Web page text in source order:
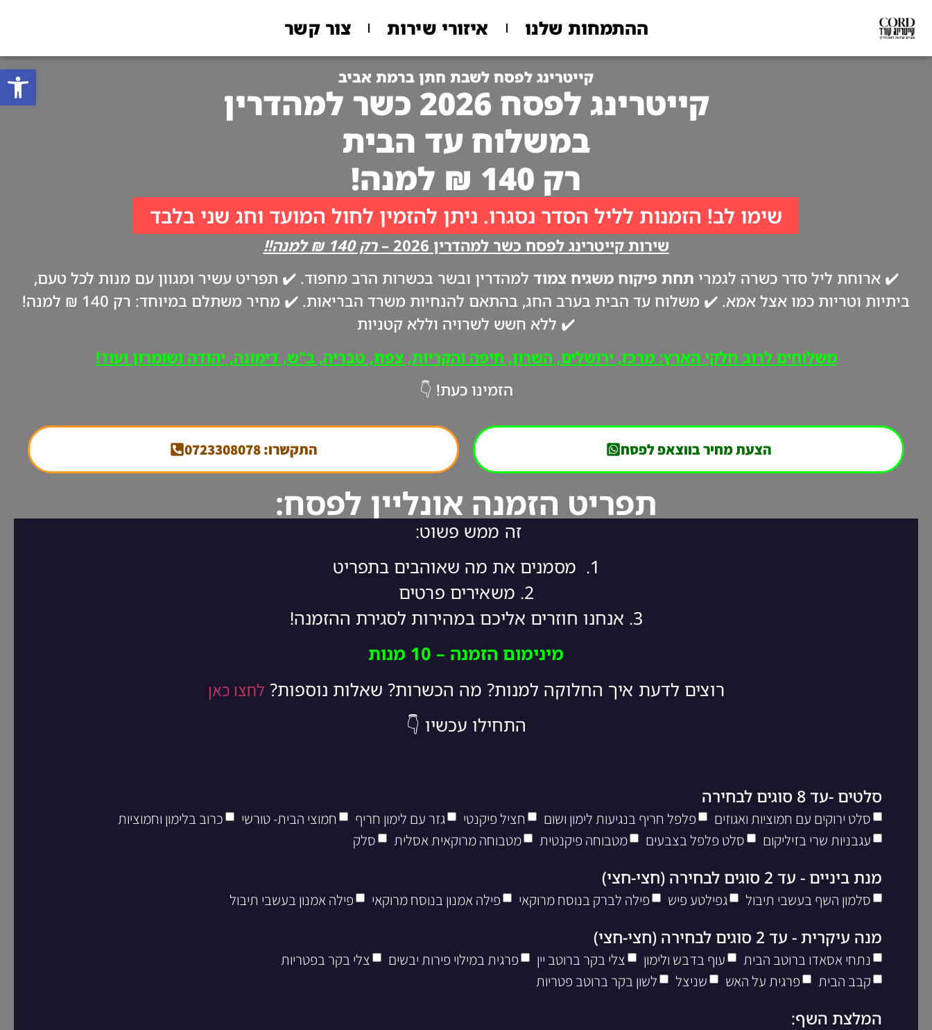
ההתמחות שלנו איזורי שירות צור קשר
קייטרינג לפסח לשבת חתן ברמת אביב
קייטרינג לפסח 2026 כשר למהדרין
במשלוח עד הבית
רק 140 ₪ למנה!
שימו לב! הזמנות לליל הסדר נסגרו. ניתן להזמין לחול המועד וחג שני בלבד
שירות קייטרינג לפסח כשר למהדרין 2026 –
רק 140 ₪ למנה!!
✔️ ארוחת ליל סדר כשרה לגמרי תחת פיקוח משגיח צמוד למהדרין ובשר בכשרות הרב מחפוד. ✔️ תפריט עשיר ומגוון עם מנות לכל טעם,
ביתיות וטריות כמו אצל אמא. ✔️ משלוח עד הבית בערב החג, בהתאם להנחיות משרד הבריאות. ✔️ מחיר משתלם במיוחד: רק 140 ₪ למנה!
✔️ ללא חשש לשרויה וללא קטניות
משלוחים לרוב חלקי הארץ: מרכז, ירושלים, השרון, חיפה והקריות, צפת, טבריה, ב"ש, דימונה, יהודה ושומרון ועוד!
הזמינו כעת! 👇
הצעת מחיר בווצאפ לפסח התקשרו: 0723308078
תפריט הזמנה אונליין לפסח:
זה ממש פשוט:
1.
מסמנים את מה שאוהבים בתפריט
2. משאירים פרטים
3. אנחנו חוזרים אליכם במהירות לסגירת ההזמנה!
מינימום הזמנה – 10 מנות
רוצים לדעת איך החלוקה למנות? מה הכשרות? שאלות נוספות? לחצו כאן
התחילו עכשיו 👇
סלטים -עד 8 סוגים לבחירה
סלט ירוקים עם חמוציות ואגוזים פלפל חריף בנגיעות לימון ושום חציל פיקנטי גזר עם לימון חריף חמוצי הבית- טורשי
כרוב בלימון וחמוציות
עגבניות שרי בזיליקום
סלט פלפל בצבעים מטבוחה פיקנטית מטבוחה מרוקאית אסלית סלק
מנת ביניים - עד 2 סוגים לבחירה (חצי-חצי)
סלמון השף בעשבי תיבול גפילטע פיש פילה לברק בנוסח מרוקאי פילה אמנון בנוסח מרוקאי פילה אמנון בעשבי תיבול
מנה עיקרית - עד 2 סוגים לבחירה (חצי-חצי)
נתחי אסאדו ברוטב הבית עוף בדבש ולימון צלי בקר ברוטב יין פרגית במילוי פירות יבשים
צלי בקר בפטריות
קבב הבית
פרגית על האש שניצל לשון בקר ברוטב פטריות
המלצת השף:
פתח